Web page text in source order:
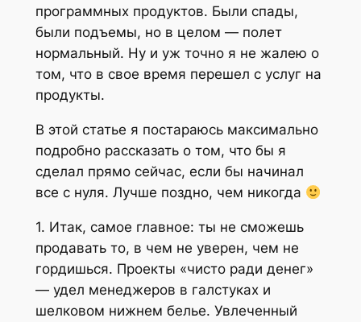
программных продуктов. Были спады,
были подъемы, но в целом — полет
нормальный. Ну и уж точно я не жалею о
том, что в свое время перешел с услуг на
продукты.
В этой статье я постараюсь максимально
подробно рассказать о том, что бы я
сделал прямо сейчас, если бы начинал
все с нуля. Лучше поздно, чем никогда
1. Итак, самое главное: ты не сможешь
продавать то, в чем не уверен, чем не
гордишься. Проекты «чисто ради денег»
— удел менеджеров в галстуках и
шелковом нижнем белье. Увлеченный